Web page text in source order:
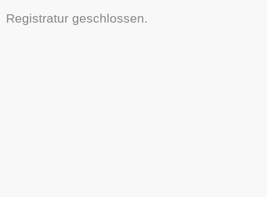
Registratur geschlossen.